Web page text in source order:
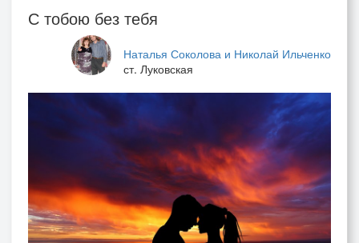
С тобою без тебя
Наталья Соколова и Николай Ильченко
ст. Луковская